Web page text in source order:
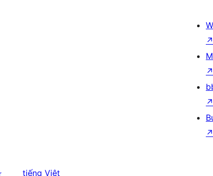
↗
↗
↗
↗
tiếng Việt